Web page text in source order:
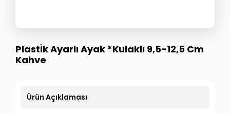
Plasti̇k Ayarlı Ayak *Kulaklı 9,5-12,5 Cm
Kahve
Ürün Açıklaması